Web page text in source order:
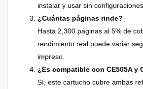
instalar y usar sin
¿Cuántas páginas rinde?
Hasta 2,300 páginas al 5% de
rendimiento real puede variar
impreso.
¿Es compatible con CE505A y
Sí, este cartucho cubre ambas